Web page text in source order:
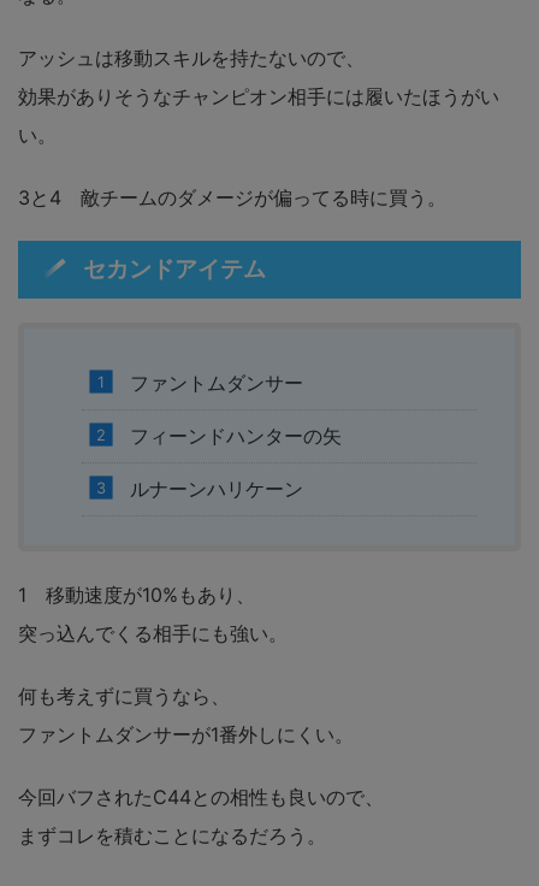
アッシュは移動スキルを持たないので、
効果がありそうなチャンピオン相手には履いたほうがい
い。
3と4 敵チームのダメージが偏ってる時に買う。
セカンドアイテム
ファントムダンサー
フィーンドハンターの矢
ルナーンハリケーン
1 移動速度が10%もあり、
突っ込んでくる相手にも強い。
何も考えずに買うなら、
ファントムダンサーが1番外しにくい。
今回バフされたC44との相性も良いので、
まずコレを積むことになるだろう。